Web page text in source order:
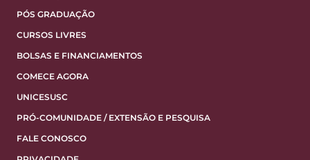
PÓS GRADUAÇÃO
CURSOS LIVRES
BOLSAS E FINANCIAMENTOS
COMECE AGORA
UNICESUSC
PRÓ-COMUNIDADE / EXTENSÃO E PESQUISA
FALE CONOSCO